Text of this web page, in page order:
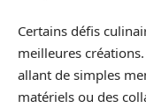
Certains défis
meilleures
allant de simples
matériels ou des